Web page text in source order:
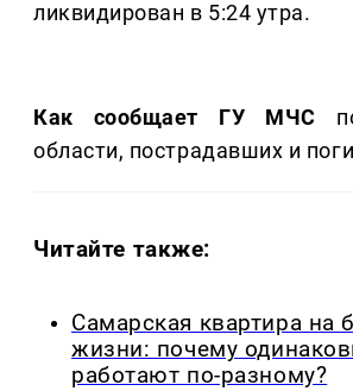
ликвидирован в 5:24 утра.
Как сообщает ГУ МЧС
области, пострадавших и
Читайте также:
Самарская квартира на
жизни: почему
работают по-разному?